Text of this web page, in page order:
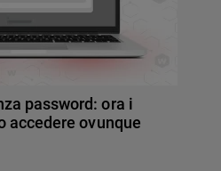
password: ora i
accedere ovunque